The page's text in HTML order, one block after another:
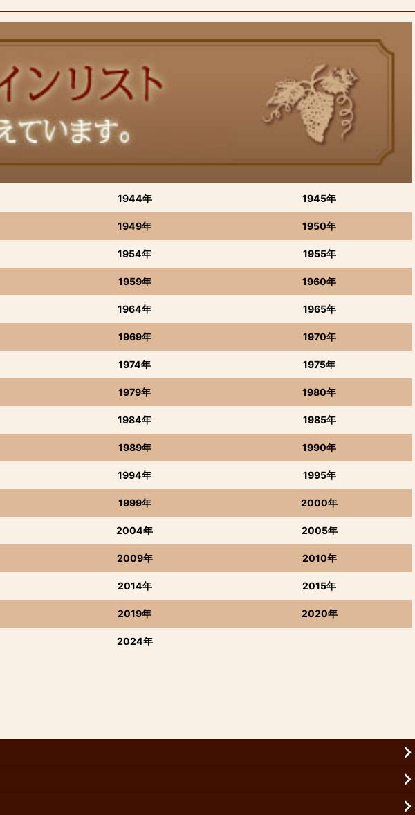
1944年 1945年
1949年 1950年
1954年 1955年
1959年 1960年
1964年 1965年
1969年 1970年
1974年 1975年
1979年 1980年
1984年 1985年
1989年 1990年
1994年 1995年
1999年 2000年
2004年 2005年
2009年 2010年
2014年 2015年
2019年 2020年
2024年